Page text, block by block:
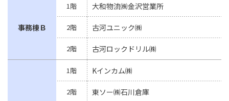
事務棟Ｂ
1階 大和物流㈱金沢営業所
2階 古河ユニック㈱
2階 古河ロックドリル㈱
1階 Kインカム㈱
2階 東ソー㈱石川倉庫